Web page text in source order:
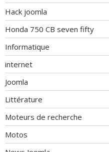
Hack joomla
Honda 750 CB seven fifty
Informatique
internet
Joomla
Littérature
Moteurs de recherche
Motos